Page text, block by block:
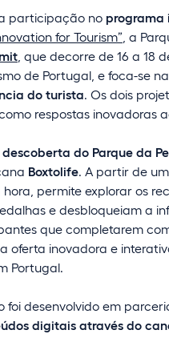
participação no programa
for Tourism” , a
, que decorre de 16 a 18
de Portugal, e foca-se na
do turista. Os dois
como respostas inovadoras
do Parque da
Boxtolife. A partir de
permite explorar os
e desbloqueiam a
que completarem
oferta inovadora e
Portugal.
foi desenvolvido em
digitais através do